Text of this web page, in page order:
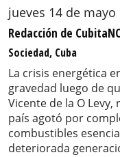
jueves 14 de mayo
Redacción de
Sociedad, Cuba
La crisis energética
gravedad luego de
Vicente de la O
país agotó por
combustibles
deteriorada